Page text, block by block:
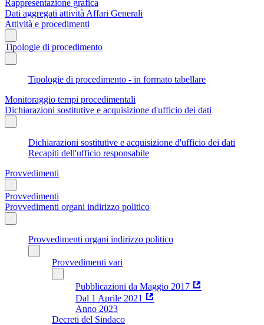
Rappresentazione grafica
Dati aggregati attività Affari Generali
Attività e procedimenti
Tipologie di procedimento
Tipologie di procedimento - in formato tabellare
Monitoraggio tempi procedimentali
Dichiarazioni sostitutive e acquisizione d'ufficio dei dati
Dichiarazioni sostitutive e acquisizione d'ufficio dei dati
Recapiti dell'ufficio responsabile
Provvedimenti
Provvedimenti
Provvedimenti organi indirizzo politico
Provvedimenti organi indirizzo politico
Provvedimenti vari
Pubblicazioni da Maggio 2017
Dal 1 Aprile 2021
Anno 2023
Decreti del Sindaco